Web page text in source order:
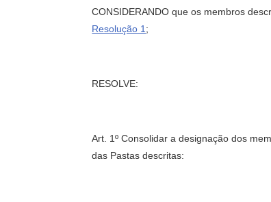
CONSIDERANDO que os membros
Resolução 1 ;
RESOLVE:
Art. 1º Consolidar a designação dos
das Pastas descritas: